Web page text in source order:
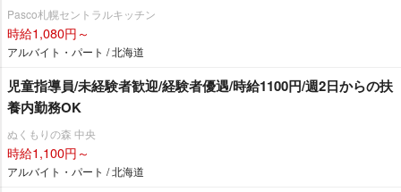
Pasco札幌セントラルキッチン
時給1,080円～
アルバイト・パート / 北海道
児童指導員/未経験者歓迎/経験者優遇/時給1100円/週2日からの扶
養内勤務OK
ぬくもりの森 中央
時給1,100円～
アルバイト・パート / 北海道